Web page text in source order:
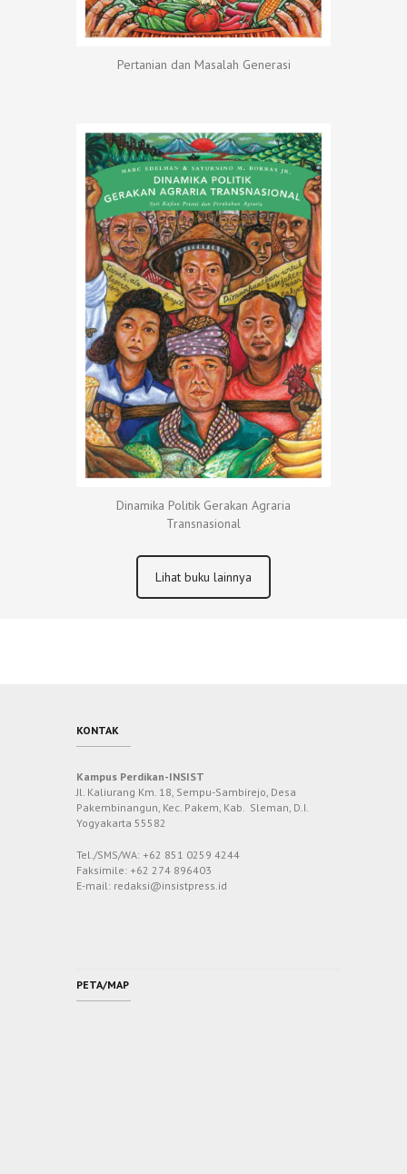
Pertanian dan Masalah Generasi
Dinamika Politik Gerakan Agraria
Transnasional
Lihat buku lainnya
KONTAK
Kampus Perdikan-INSIST
Jl. Kaliurang Km. 18, Sempu-Sambirejo, Desa
Pakembinangun, Kec. Pakem, Kab. Sleman, D.I.
Yogyakarta 55582
Tel./SMS/WA: +62 851 0259 4244
Faksimile: +62 274 896403
E-mail: redaksi@insistpress.id
PETA/MAP